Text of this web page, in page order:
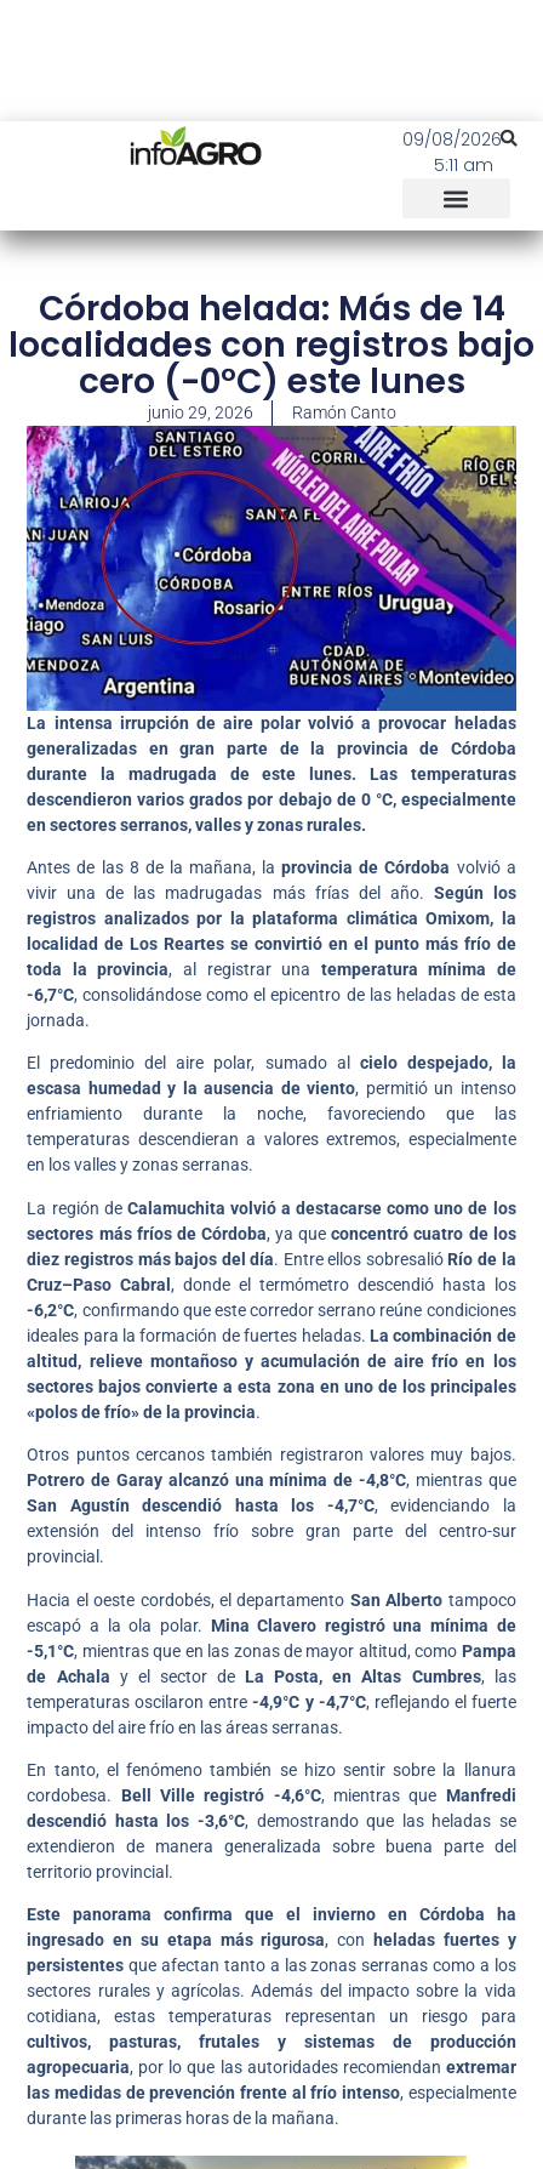
09/08/2026
5:11 am
Córdoba helada: Más de 14
localidades con registros bajo
cero (-0°C) este lunes
junio 29, 2026 Ramón Canto
La intensa irrupción de aire polar volvió a provocar heladas
generalizadas en gran parte de la provincia de Córdoba
durante la madrugada de este lunes. Las temperaturas
descendieron varios grados por debajo de 0 °C, especialmente
en sectores serranos, valles y zonas rurales.
Antes de las 8 de la mañana, laprovincia de Córdoba volvió a
vivir una de las madrugadas más frías del año. Según los
registros analizados por la plataforma climática Omixom, la
localidad de Los Reartes se convirtió en el punto más frío de
toda la provincia, al registrar una temperatura mínima de
-6,7°C, consolidándose como el epicentro de las heladas de esta
jornada.
El predominio del aire polar, sumado al cielo despejado, la
escasa humedad y la ausencia de viento, permitió un intenso
enfriamiento durante la noche, favoreciendo que las
temperaturas descendieran a valores extremos, especialmente
en los valles y zonas serranas.
La región de Calamuchita volvió a destacarse como uno de los
sectores más fríos de Córdoba, ya queconcentró cuatro de los
diez registros más bajos del día. Entre ellos sobresalió Río de la
Cruz–Paso Cabral, donde el termómetro descendió hasta los
-6,2°C, confirmando que este corredor serrano reúne condiciones
ideales para la formación de fuertes heladas. La combinación de
altitud, relieve montañoso y acumulación de aire frío en los
sectores bajos convierte a esta zona en uno de los principales
«polos de frío» de la provincia.
Otros puntos cercanos también registraron valores muy bajos.
Potrero de Garay alcanzó una mínima de -4,8°C, mientras que
San Agustín descendió hasta los -4,7°C, evidenciando la
extensión del intenso frío sobre gran parte del centro-sur
provincial.
Hacia el oeste cordobés, el departamento San Alberto tampoco
escapó a la ola polar. Mina Clavero registró una mínima de
-5,1°C, mientras que en las zonas de mayor altitud, como Pampa
de Achala y el sector de La Posta, en Altas Cumbres, las
temperaturas oscilaron entre-4,9°C y -4,7°C, reflejando el fuerte
impacto del aire frío en las áreas serranas.
En tanto, el fenómeno también se hizo sentir sobre la llanura
cordobesa. Bell Ville registró -4,6°C, mientras que Manfredi
descendió hasta los -3,6°C, demostrando que las heladas se
extendieron de manera generalizada sobre buena parte del
territorio provincial.
Este panorama confirma que el invierno en Córdoba ha
ingresado en su etapa más rigurosa, con
heladas fuertes y
persistentes que afectan tanto a las zonas serranas como a los
sectores rurales y agrícolas. Además del impacto sobre la vida
cotidiana, estas temperaturas representan un riesgo para
cultivos, pasturas, frutales y sistemas de producción
agropecuaria, por lo que las autoridades recomiendan extremar
las medidas de prevención frente al frío intenso, especialmente
durante las primeras horas de la mañana.